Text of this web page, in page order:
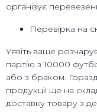
організує
Перевірка на
Уявіть ваше
партію з 10000
або з браком.
продукції ще на
доставку товару з